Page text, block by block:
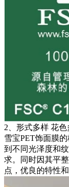
2、形式多样 花色
雪宝PET饰面膜
到不同光泽度和
求。同时因其平
点，优良的特性